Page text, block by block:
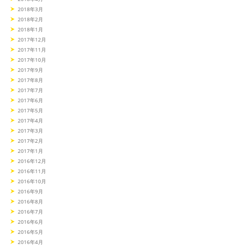
2018年3月
2018年2月
2018年1月
2017年12月
2017年11月
2017年10月
2017年9月
2017年8月
2017年7月
2017年6月
2017年5月
2017年4月
2017年3月
2017年2月
2017年1月
2016年12月
2016年11月
2016年10月
2016年9月
2016年8月
2016年7月
2016年6月
2016年5月
2016年4月